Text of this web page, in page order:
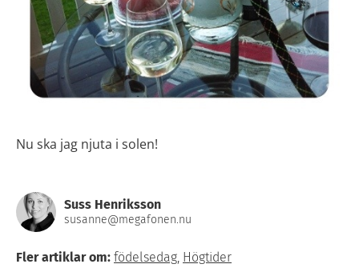
Nu ska jag njuta i solen!
Suss Henriksson
susanne@megafonen.nu
Fler artiklar om: födelsedag Högtider